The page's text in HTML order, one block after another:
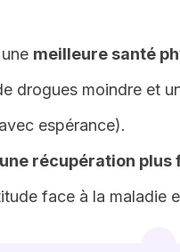
meilleure santé
drogues moindre et
espérance).
récupération
face à la maladie